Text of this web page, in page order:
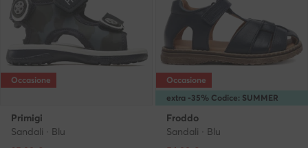
Occasione
Primigi
Sandali · Blu
extra -35% Codice: SUMMER
Occasione
Froddo
Sandali · Blu